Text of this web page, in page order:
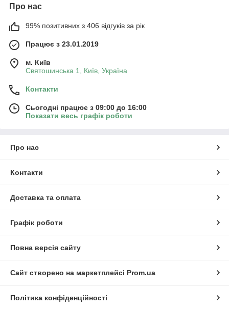
Про нас
99% позитивних з 406 відгуків за рік
Працює з 23.01.2019
м. Київ
Святошинська 1, Київ, Україна
Контакти
Сьогодні працює з 09:00 до 16:00
Показати весь графік роботи
Про нас
Контакти
Доставка та оплата
Графік роботи
Повна версія сайту
Сайт створено на маркетплейсі Prom.ua
Політика конфіденційності